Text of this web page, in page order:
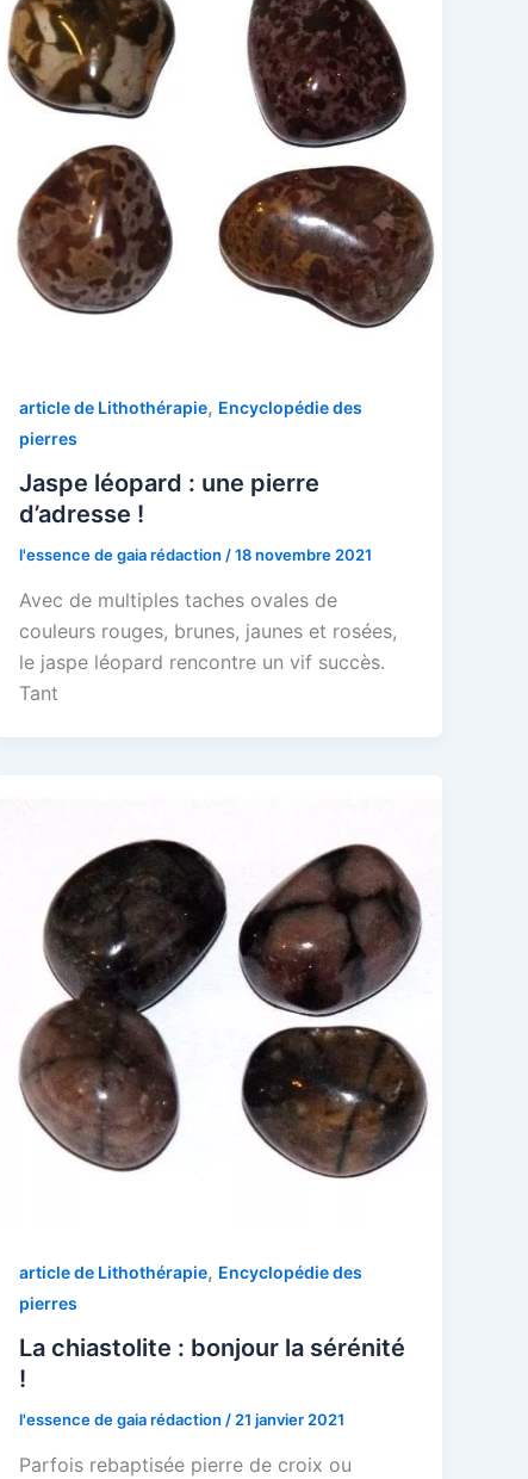
article de Lithothérapie, Encyclopédie des
pierres
Jaspe léopard : une pierre
d’adresse !
l'essence de gaia rédaction/18 novembre 2021
Avec de multiples taches ovales de
couleurs rouges, brunes, jaunes et rosées,
le jaspe léopard rencontre un vif succès.
Tant
article de Lithothérapie, Encyclopédie des
pierres
La chiastolite : bonjour la sérénité
!
l'essence de gaia rédaction/21 janvier 2021
Parfois rebaptisée pierre de croix ou